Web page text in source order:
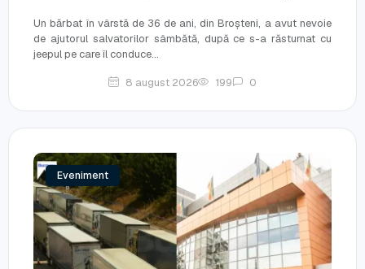
Un bărbat în vârstă de 36 de ani, din Broșteni, a avut nevoie
de ajutorul salvatorilor sâmbătă, după ce s-a răsturnat cu
jeepul pe care îl conduce...
8 august 2026 199 0
Eveniment